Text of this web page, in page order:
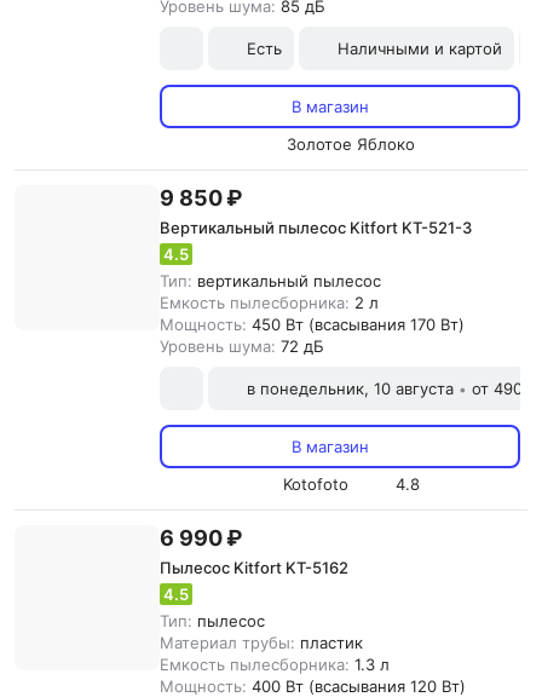
Уровень шума: 85 дБ
Есть Наличными и картой
В магазин
Золотое Яблоко
9 850 ₽
Вертикальный пылесос Kitfort KT-521-3
4.5
Тип: вертикальный пылесос
Емкость пылесборника: 2 л
Мощность: 450 Вт (всасывания 170 Вт)
Уровень шума: 72 дБ
в понедельник, 10 августа • от 490 ₽
В магазин
Kotofoto
4.8
6 990 ₽
Пылесос Kitfort KT-5162
4.5
Тип: пылесос
Материал трубы: пластик
Емкость пылесборника: 1.3 л
Мощность: 400 Вт (всасывания 120 Вт)